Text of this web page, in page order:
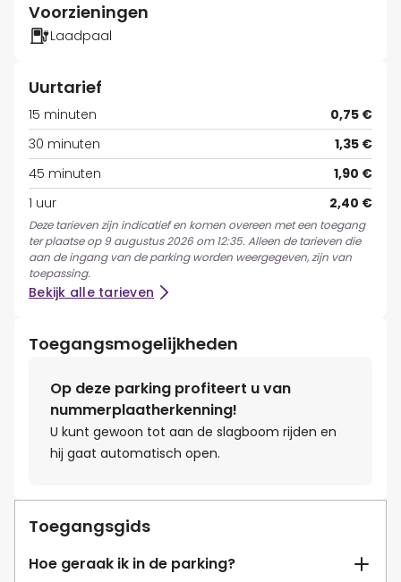
Voorzieningen
Laadpaal
Uurtarief
15 minuten
0,75 €
30 minuten
1,35 €
45 minuten
1,90 €
1 uur
2,40 €
Deze tarieven zijn indicatief en komen overeen met een toegang
ter plaatse op 9 augustus 2026 om 12:35. Alleen de tarieven die
aan de ingang van de parking worden weergegeven, zijn van
toepassing.
Bekijk alle tarieven
Toegangsmogelijkheden
Op deze parking profiteert u van
nummerplaatherkenning!
U kunt gewoon tot aan de slagboom rijden en
hij gaat automatisch open.
Toegangsgids
Hoe geraak ik in de parking?